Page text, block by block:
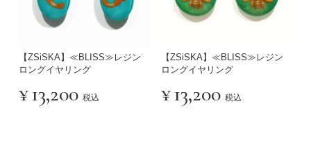
【ZSiSKA】≪BLISS≫レジン
ロングイヤリング
¥13,200 税込
【ZSiSKA】≪BLISS≫レジン
ロングイヤリング
¥13,200 税込